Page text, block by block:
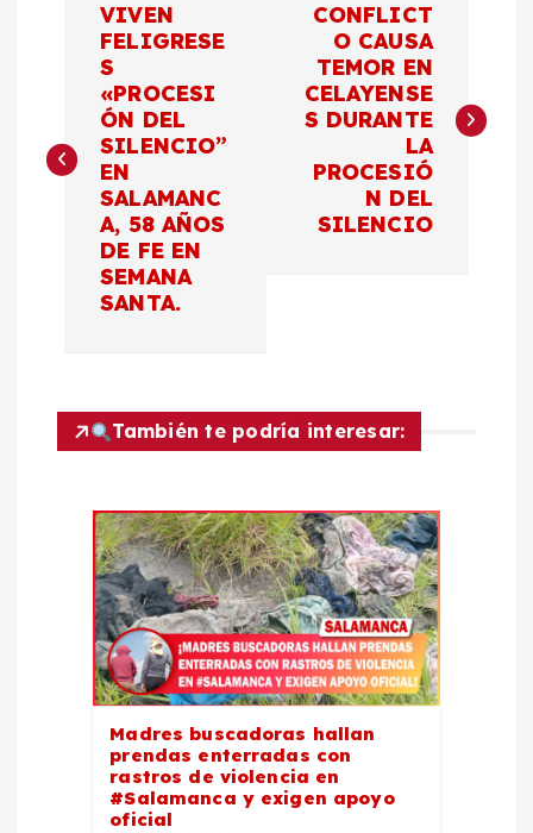
e
ó
VIVEN
FELIGRESE
S
«PROCESI
ÓN DEL
SILENCIO”
EN
SALAMANC
A, 58 AÑOS
DE FE EN
SEMANA
SANTA.
CONFLICT
O CAUSA
TEMOR EN
CELAYENSE
S DURANTE
LA
PROCESIÓ
N DEL
SILENCIO
También te podría interesar:
Madres buscadoras hallan
prendas enterradas con
rastros de violencia en
#Salamanca y exigen apoyo
oficial